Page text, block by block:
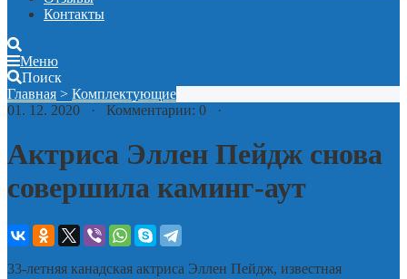
Контакты
Меню
Поиск
Главная > Комплектующие
01. 12. 2020 · Комментарии: 0 ·
Актриса Эллен Пейдж снова
совершила каминг-аут
33-летняя канадская актриса Эллен Пейдж, известная